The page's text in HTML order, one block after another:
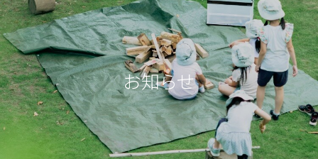
お知らせ